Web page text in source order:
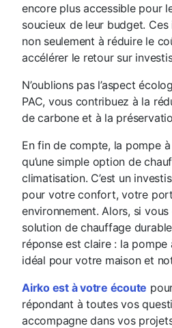
encore plus accessible pour
soucieux de leur budget.
non seulement à réduire le
accélérer le retour sur
N’oublions pas l’aspect
PAC, vous contribuez à la
de carbone et à la
En fin de compte, la pompe
qu’une simple option de
climatisation. C’est un
pour votre confort, votre
environnement. Alors, si
solution de chauffage
réponse est claire : la
idéal pour votre maison et
Airko est à votre écoute
répondant à toutes vos
accompagne dans vos